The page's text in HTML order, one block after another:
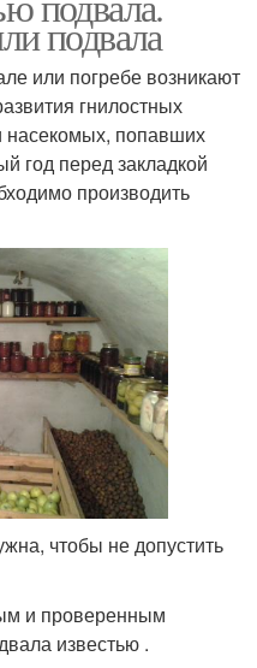
подвала
или погребе возникают
гнилостных
насекомых, попавших
год перед закладкой
производить
чтобы не допустить
и проверенным
известью .